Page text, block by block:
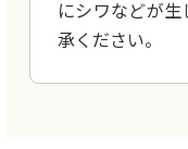
にシワなどが
承ください。